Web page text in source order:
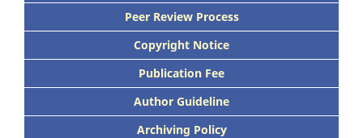
Peer Review Process
Copyright Notice
Publication Fee
Author Guideline
Archiving Policy